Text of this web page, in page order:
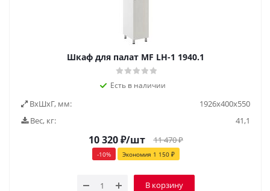
Шкаф для палат МF LH-1 1940.1
Есть в наличии
ВxШxГ, мм:
1926x400x550
Вес, кг:
41,1
10 320₽/шт 11 470₽
-10% Экономия 1 150₽
В корзину